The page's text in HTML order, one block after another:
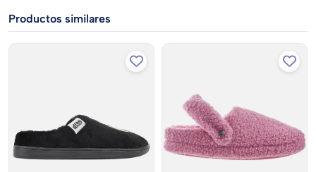
Productos similares